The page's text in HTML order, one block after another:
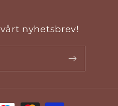
nyhetsbrev!